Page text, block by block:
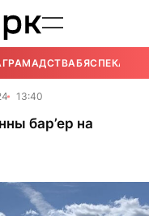
ГРАМАДСТВАБЯСПЕКА
13:40
бар’ер на